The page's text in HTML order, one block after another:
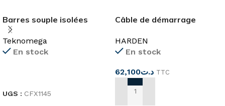
Barres souple isolées
32X8
Teknomega
En stock
UGS : CFX1145
Câble de démarrage
HARDEN
En stock
د.ت62,100 TTC
AJOUTER AU PANIER